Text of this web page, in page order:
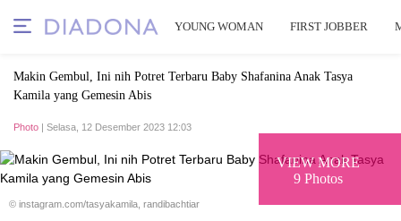
YOUNG WOMAN FIRST JOBBER
Makin Gembul, Ini nih Potret Terbaru Baby Shafanina Anak Tasya
Kamila yang Gemesin Abis
Photo | Selasa, 12 Desember 2023 12:03
VIEW MORE
9 Photos
© instagram.com/tasyakamila, randibachtiar